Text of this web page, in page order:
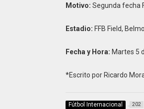
Motivo: Segunda fecha
Estadio: FFB Field,
Fecha y Hora: Martes 5
*Escrito por Ricardo
Fútbol Internacional 202